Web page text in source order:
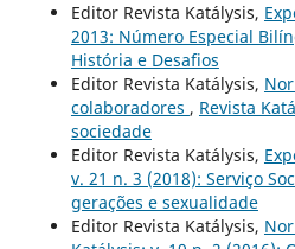
Editor Revista Katálysis,
2013: Número Especial
História e Desafios
Editor Revista Katálysis,
colaboradores , Revista
sociedade
Editor Revista Katálysis,
v. 21 n. 3 (2018): Serviço
gerações e sexualidade
Editor Revista Katálysis,